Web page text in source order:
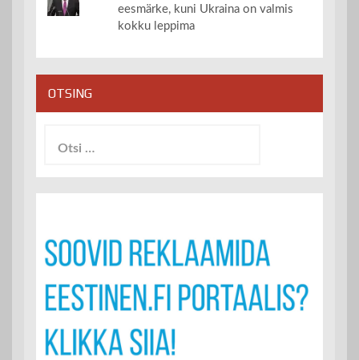
eesmärke, kuni Ukraina on valmis
kokku leppima
OTSING